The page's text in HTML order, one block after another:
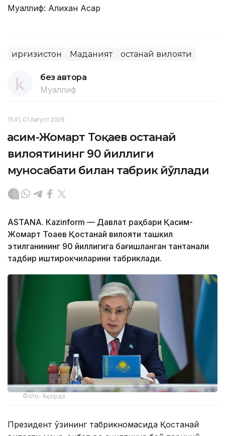
Муаллиф: Алихан Асқар
Қирғизистон Маданият Қостанай вилояти
без автора
Муаллиф
11:41, 01 Август 2026
Қасим-Жомарт Тоқаев Қостанай
вилоятининг 90 йиллиги
муносабати билан табрик йўллади
ASTANА. Кazinform — Давлат раҳбари Қасим-
Жомарт Тоқаев Қостанай вилояти ташкил
этилганининг 90 йиллигига бағишланган тантанали
тадбир иштирокчиларини табриклади.
Фото: Ақорда
Президент ўзининг табрикномасида Қостанай